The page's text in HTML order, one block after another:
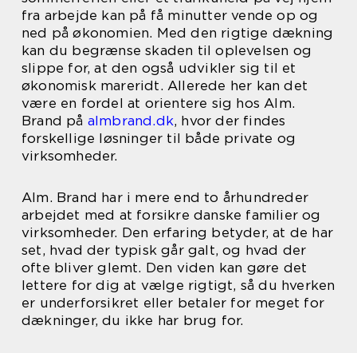
fra arbejde kan på få minutter vende op og
ned på økonomien. Med den rigtige dækning
kan du begrænse skaden til oplevelsen og
slippe for, at den også udvikler sig til et
økonomisk mareridt. Allerede her kan det
være en fordel at orientere sig hos Alm.
Brand på almbrand.dk, hvor der findes
forskellige løsninger til både private og
virksomheder.
Alm. Brand har i mere end to århundreder
arbejdet med at forsikre danske familier og
virksomheder. Den erfaring betyder, at de har
set, hvad der typisk går galt, og hvad der
ofte bliver glemt. Den viden kan gøre det
lettere for dig at vælge rigtigt, så du hverken
er underforsikret eller betaler for meget for
dækninger, du ikke har brug for.